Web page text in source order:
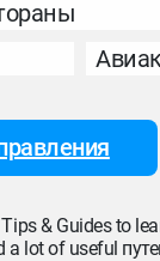
& Guides to
a lot of useful